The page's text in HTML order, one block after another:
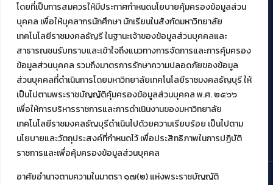
โดยที่เป็นการสมควรให้มีประกาศกำหนดนโยบายคุ้มครองข้อมูลส่วน
บุคคล เพื่อให้บุคลากรนักศึกษา นักเรียนในสังกัดมหาวิทยาลัย
เทคโนโลยีราชมงคลธัญรี ในฐานะเจ้าของข้อมูลส่วนบุคคลและ
สาธารณชนรับทราบและเข้าใจถึงแนวทางการจัดการและการคุ้มครอง
ข้อมูลส่วนบุคคล รวมถึงมาตรการรักษาความปลอดภัยของข้อมูล
ส่วนบุคคลที่ดำเนินการโดยมหาวิทยาลัยเทคโนโลยีราชมงคลธัญบุรี ให้
เป็นไปตามพระราชบัญญัติคุ้มครองข้อมูลส่วนบุคคล พ.ศ. ๒๕๖๖
เพื่อให้การบริหารราชการและการดำเนินงานของมหาวิทยาลัย
เทคโนโลยีราชมงคลธัญบุรีดำเนินไปด้วยความเรียบร้อย เป็นไปตาม
นโยบายและวัตถุประสงค์ที่กำหนดไว้ เพื่อประสิทธิภาพในการปฏิบัติ
ราชการและเพื่อคุ้มครองข้อมูลส่วนบุคคล
อาศัยอำนาจตามความในมาตรา ๑๗(๒) แห่งพระราชบัญญัติ
งานบริการวิชาการให้กับหน่วยงานภายนอก
โครงการส่งเสริมและพัฒนาผู้ประกอบการ SME โดย. มทร.ธัญบุรี
กิจกรรมการเชื่อมโยงเครือข่ายผู้ให้บริการเครื่องจักรกลทางการ
เกษตร ภายใต้โครงการส่งเสริมการรแปรรูปสินค้าเกษตรระดับชุมชน
กรมส่งเสริมอุตสาหกรรม
โครงการยกระดับเศรษฐกิจและสังคมรายตำบลแบบบูรณาการ (1
ตำบล 1 มหาวิทยาลัย)